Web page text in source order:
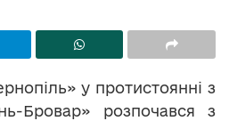
у протистоянні з
Бровар» розпочався з